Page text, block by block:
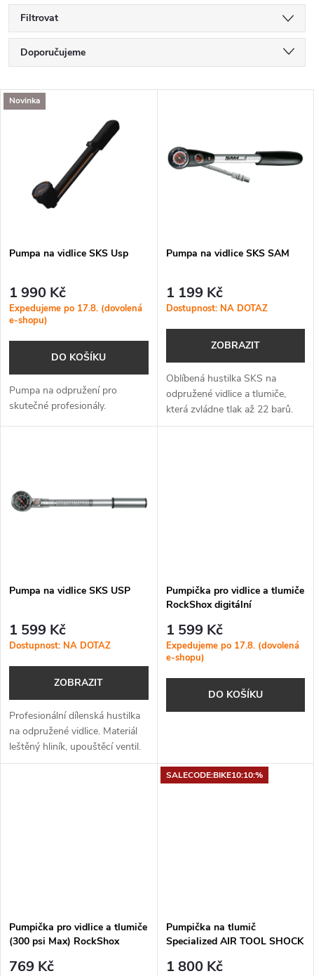
Filtrovat
Ř
a
p
r
o
d
u
ů
Doporučujeme
Nejdražší
Nejprodávanější
V
s
p
r
o
d
u
t
Novinka
Pumpa na vidlice SKS Usp
1 990 Kč
Expedujeme po 17.8. (dovolená
e-shopu)
DO KOŠÍKU
Pumpa na odpružení pro
skutečné profesionály.
Pumpa na vidlice SKS SAM
1 199 Kč
Dostupnost: NA DOTAZ
ZOBRAZIT
Oblíbená hustilka SKS na
odpružené vidlice a tlumiče,
která zvládne tlak až 22 barů.
Hliníkové tělo, upouštěcí ventil.
Pumpa na vidlice SKS USP
1 599 Kč
Dostupnost: NA DOTAZ
ZOBRAZIT
Profesionální dílenská hustilka
na odpružené vidlice. Materiál
leštěný hliník, upouštěcí ventil.
Pumpička pro vidlice a tlumiče
RockShox digitální
1 599 Kč
Expedujeme po 17.8. (dovolená
e-shopu)
DO KOŠÍKU
Pumpička pro vidlice a tlumiče
(300 psi Max) RockShox
769 Kč
SALECODE:BIKE10:10:%
Pumpička na tlumič
Specialized AIR TOOL SHOCK
1 800 Kč